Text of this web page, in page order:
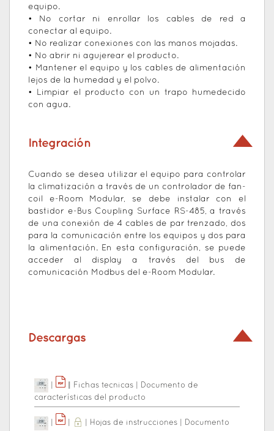
equipo.
• No cortar ni enrollar los cables de red a
conectar al equipo.
• No realizar conexiones con las manos mojadas.
• No abrir ni agujerear el producto.
• Mantener el equipo y los cables de alimentación
lejos de la humedad y el polvo.
• Limpiar el producto con un trapo humedecido
con agua.
Integración
Cuando se desea utilizar el equipo para controlar
la climatización a través de un controlador de fan-
coil e-Room Modular, se debe instalar con el
bastidor e-Bus Coupling Surface RS-485, a través
de una conexión de 4 cables de par trenzado, dos
para la comunicación entre los equipos y dos para
la alimentación. En esta configuración, se puede
acceder al display a través del bus de
comunicación Modbus del e-Room Modular.
Descargas
Fichas tecnicas
Documento de
características del producto
Hojas de instrucciones Documento